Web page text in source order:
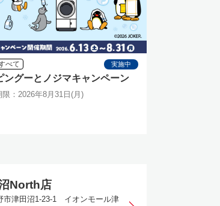
べて 実施中
ングーとノジマキャンペーン
限：2026年8月31日(月)
North店
津田沼1-23-1 イオンモール津